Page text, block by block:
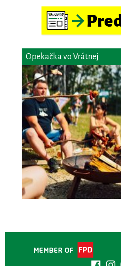
Opekačka vo Vrátnej